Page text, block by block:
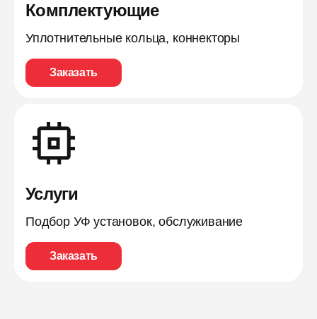
Комплектующие
Уплотнительные кольца, коннекторы
Заказать
Услуги
Подбор УФ установок, обслуживание
Заказать